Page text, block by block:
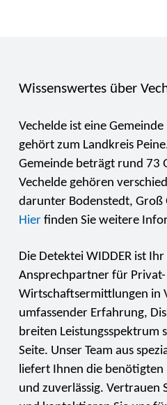
Wissenswertes über
Vechelde ist eine Gemeinde
gehört zum Landkreis
Gemeinde beträgt rund 73
Vechelde gehören
darunter Bodenstedt, Groß
Hierfinden Sie weitere
Die Detektei WIDDER ist
Ansprechpartner für
Wirtschaftsermittlungen in
umfassender Erfahrung,
breiten Leistungsspektrum
Seite. Unser Team aus
liefert Ihnen die
und zuverlässig. Vertrauen